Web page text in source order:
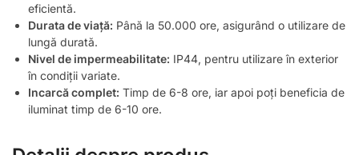
eficientă.
Durata de viață: Până la 50.000 ore, asigurând o utilizare de
lungă durată.
Nivel de impermeabilitate: IP44, pentru utilizare în exterior
în condiții variate.
Incarcă complet: Timp de 6-8 ore, iar apoi poți beneficia de
iluminat timp de 6-10 ore.